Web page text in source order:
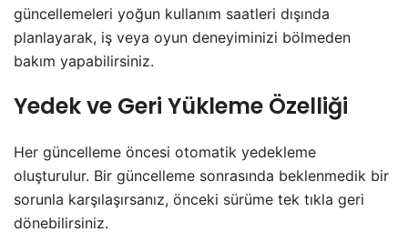
güncellemeleri yoğun kullanım saatleri dışında
planlayarak, iş veya oyun deneyiminizi bölmeden
bakım yapabilirsiniz.
Yedek ve Geri Yükleme Özelliği
Her güncelleme öncesi otomatik yedekleme
oluşturulur. Bir güncelleme sonrasında beklenmedik bir
sorunla karşılaşırsanız, önceki sürüme tek tıkla geri
dönebilirsiniz.